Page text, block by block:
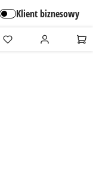
Klient biznesowy